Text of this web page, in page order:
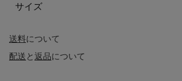
送料について
配送と返品について
サイズ